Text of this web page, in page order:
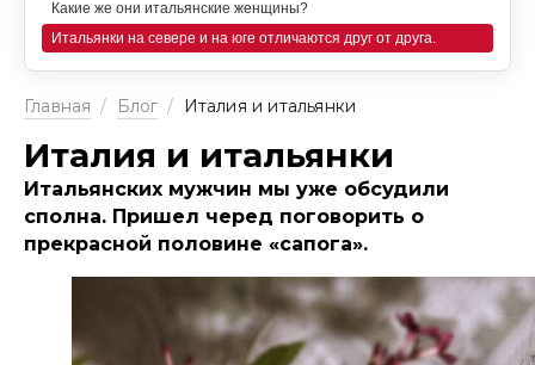
Какие же они итальянские женщины?
Итальянки на севере и на юге отличаются друг от друга.
Главная / Блог / Италия и итальянки
Италия и итальянки
Итальянских мужчин мы уже обсудили
сполна. Пришел черед поговорить о
прекрасной половине «сапога».